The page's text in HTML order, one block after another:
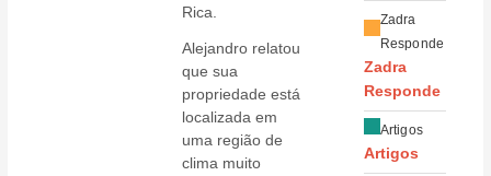
Rica.
Alejandro relatou
que sua
propriedade está
localizada em
uma região de
clima muito
Zadra
Responde
Zadra
Responde
Artigos
Artigos